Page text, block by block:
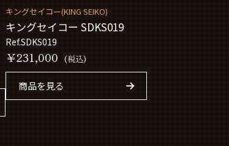
キングセイコー(KING SEIKO)
キングセイコー SDKS019
Ref.SDKS019
￥231,000 (税込)
商品を見る